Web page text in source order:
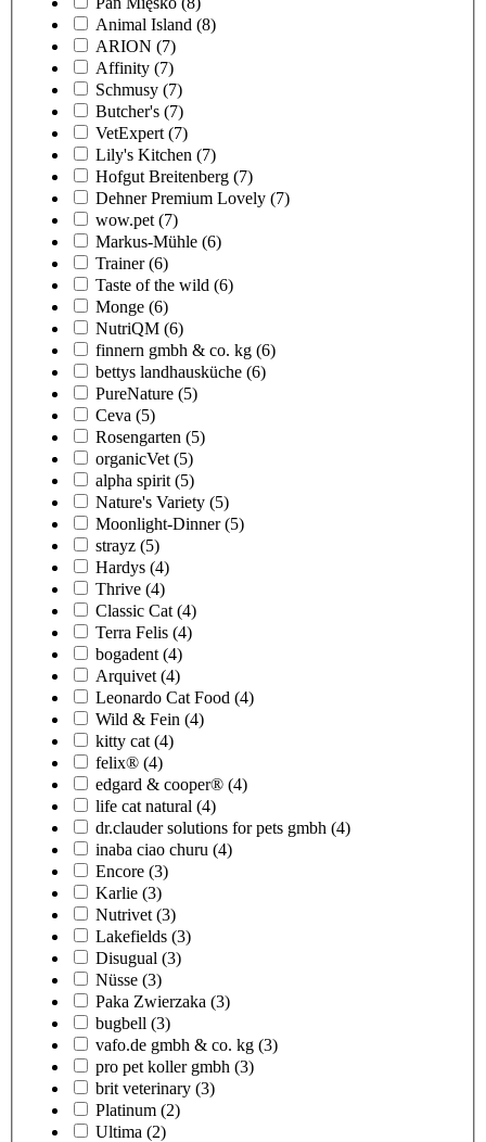
Animal Island (8)
ARION (7)
Affinity (7)
Schmusy (7)
Butcher's (7)
VetExpert (7)
Lily's Kitchen (7)
Hofgut Breitenberg (7)
Dehner Premium Lovely (7)
wow.pet (7)
Markus-Mühle (6)
Trainer (6)
Taste of the wild (6)
Monge (6)
NutriQM (6)
finnern gmbh & co. kg (6)
bettys landhausküche (6)
PureNature (5)
Ceva (5)
Rosengarten (5)
organicVet (5)
alpha spirit (5)
Nature's Variety (5)
Moonlight-Dinner (5)
strayz (5)
Hardys (4)
Thrive (4)
Classic Cat (4)
Terra Felis (4)
bogadent (4)
Arquivet (4)
Leonardo Cat Food (4)
Wild & Fein (4)
kitty cat (4)
felix® (4)
edgard & cooper® (4)
life cat natural (4)
dr.clauder solutions for pets gmbh (4)
inaba ciao churu (4)
Encore (3)
Karlie (3)
Nutrivet (3)
Lakefields (3)
Disugual (3)
Nüsse (3)
Paka Zwierzaka (3)
bugbell (3)
vafo.de gmbh & co. kg (3)
pro pet koller gmbh (3)
brit veterinary (3)
Platinum (2)
Ultima (2)